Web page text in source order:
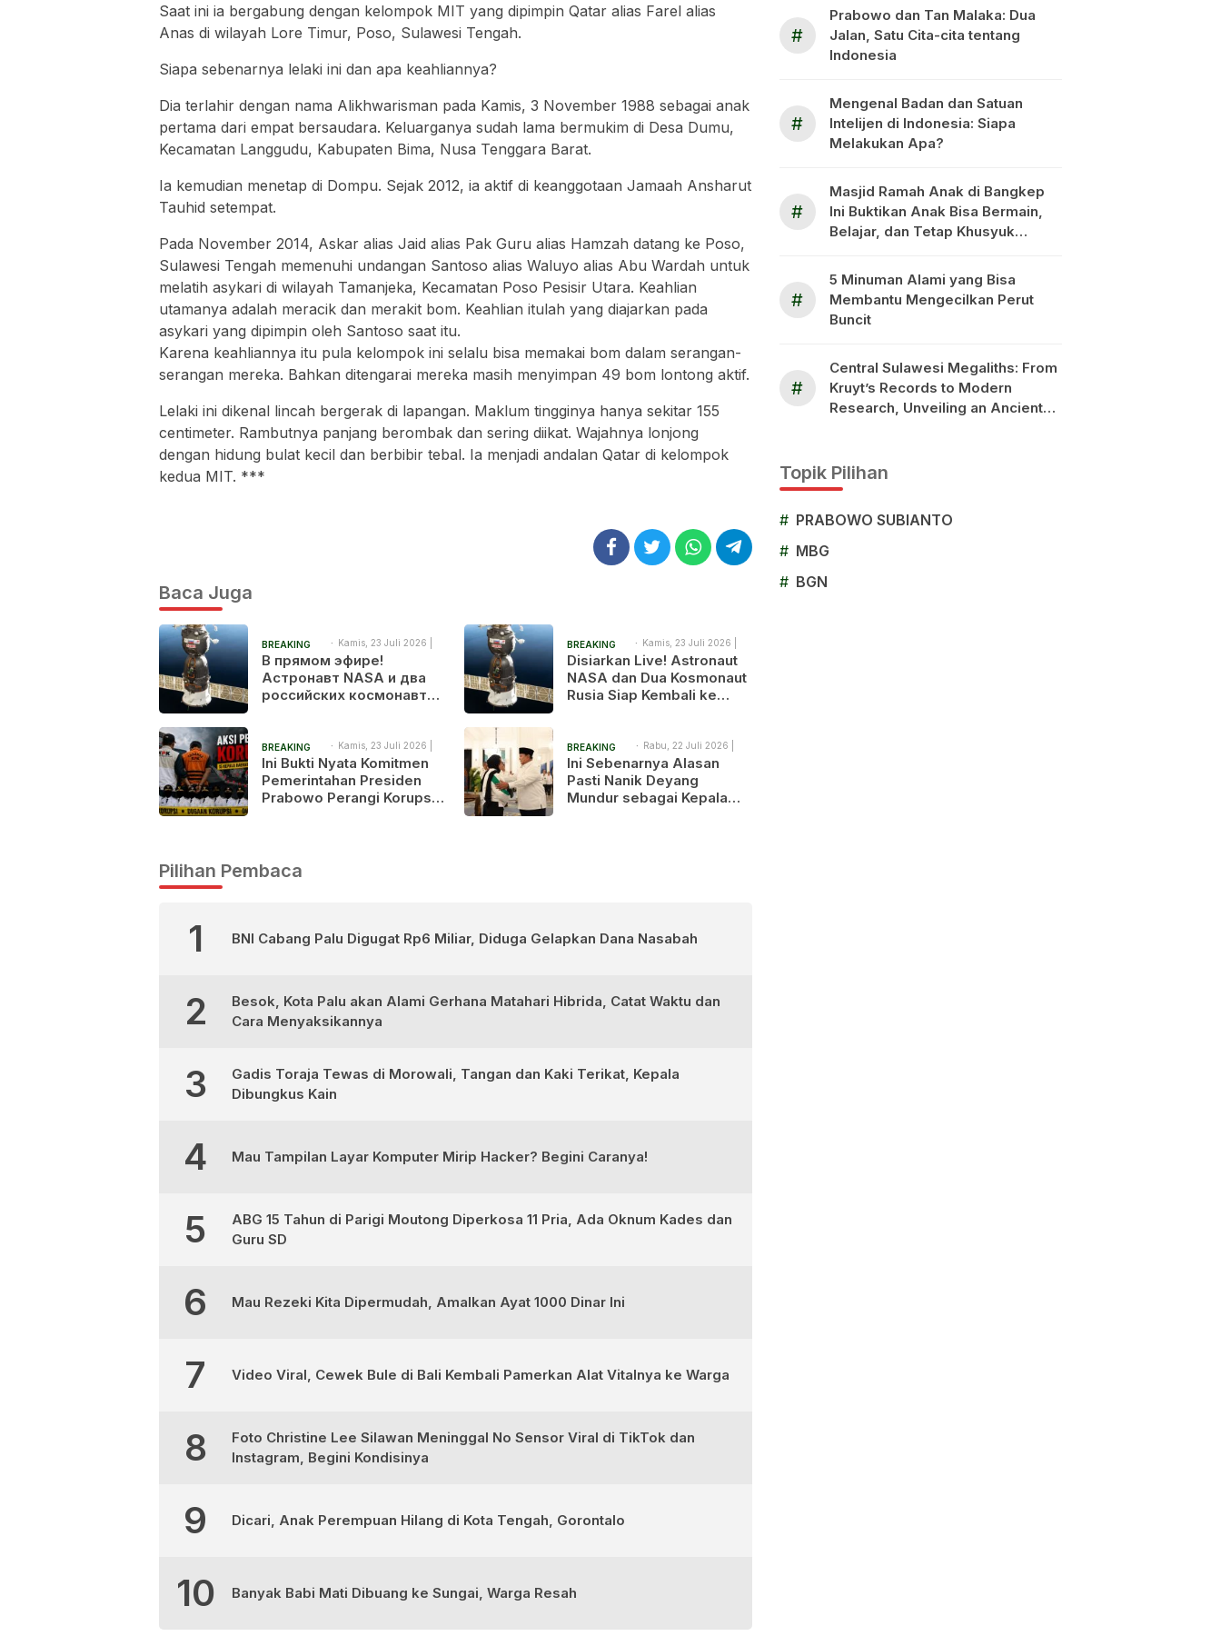
Saat ini ia bergabung dengan kelompok MIT yang dipimpin Qatar alias Farel alias
Anas di wilayah Lore Timur, Poso, Sulawesi Tengah.
Siapa sebenarnya lelaki ini dan apa keahliannya?
Dia terlahir dengan nama Alikhwarisman pada Kamis, 3 November 1988 sebagai anak
pertama dari empat bersaudara. Keluarganya sudah lama bermukim di Desa Dumu,
Kecamatan Langgudu, Kabupaten Bima, Nusa Tenggara Barat.
Ia kemudian menetap di Dompu. Sejak 2012, ia aktif di keanggotaan Jamaah Ansharut
Tauhid setempat.
Pada November 2014, Askar alias Jaid alias Pak Guru alias Hamzah datang ke Poso,
Sulawesi Tengah memenuhi undangan Santoso alias Waluyo alias Abu Wardah untuk
melatih asykari di wilayah Tamanjeka, Kecamatan Poso Pesisir Utara. Keahlian
utamanya adalah meracik dan merakit bom. Keahlian itulah yang diajarkan pada
asykari yang dipimpin oleh Santoso saat itu.
Karena keahliannya itu pula kelompok ini selalu bisa memakai bom dalam serangan-
serangan mereka. Bahkan ditengarai mereka masih menyimpan 49 bom lontong aktif.
Lelaki ini dikenal lincah bergerak di lapangan. Maklum tingginya hanya sekitar 155
centimeter. Rambutnya panjang berombak dan sering diikat. Wajahnya lonjong
dengan hidung bulat kecil dan berbibir tebal. Ia menjadi andalan Qatar di kelompok
kedua MIT. ***
Baca Juga
BREAKING
NEWS
Kamis, 23 Juli 2026 |
2:13 pm
В прямом эфире!
Астронавт NASA и два
российских космонавта
космосе
BREAKING
NEWS
Kamis, 23 Juli 2026 |
2:04 pm
Disiarkan Live! Astronaut
NASA dan Dua Kosmonaut
Rusia Siap Kembali ke
BREAKING
NEWS
Kamis, 23 Juli 2026 |
1:53 am
Ini Bukti Nyata Komitmen
Pemerintahan Presiden
Prabowo Perangi Korupsi,
BREAKING
NEWS
Rabu, 22 Juli 2026 |
9:30 am
Ini Sebenarnya Alasan
Pasti Nanik Deyang
Mundur sebagai Kepala
Pilihan Pembaca
1 BNI Cabang Palu Digugat Rp6 Miliar, Diduga Gelapkan Dana Nasabah
2
Besok, Kota Palu akan Alami Gerhana Matahari Hibrida, Catat Waktu dan
Cara Menyaksikannya
3
Gadis Toraja Tewas di Morowali, Tangan dan Kaki Terikat, Kepala
Dibungkus Kain
4 Mau Tampilan Layar Komputer Mirip Hacker? Begini Caranya!
5
ABG 15 Tahun di Parigi Moutong Diperkosa 11 Pria, Ada Oknum Kades dan
Guru SD
6 Mau Rezeki Kita Dipermudah, Amalkan Ayat 1000 Dinar Ini
7 Video Viral, Cewek Bule di Bali Kembali Pamerkan Alat Vitalnya ke Warga
8
Foto Christine Lee Silawan Meninggal No Sensor Viral di TikTok dan
Instagram, Begini Kondisinya
9 Dicari, Anak Perempuan Hilang di Kota Tengah, Gorontalo
10 Banyak Babi Mati Dibuang ke Sungai, Warga Resah
#
Prabowo dan Tan Malaka: Dua
Jalan, Satu Cita-cita tentang
Indonesia
#
Mengenal Badan dan Satuan
Intelijen di Indonesia: Siapa
Melakukan Apa?
#
Masjid Ramah Anak di Bangkep
Ini Buktikan Anak Bisa Bermain,
Belajar, dan Tetap Khusyuk
#
5 Minuman Alami yang Bisa
Membantu Mengecilkan Perut
Buncit
#
Central Sulawesi Megaliths: From
Kruyt’s Records to Modern
Research, Unveiling an Ancient
Topik Pilihan
# PRABOWO SUBIANTO
# MBG
# BGN